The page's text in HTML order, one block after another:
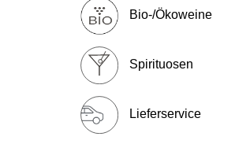
Bio-/Ökoweine
Spirituosen
Lieferservice